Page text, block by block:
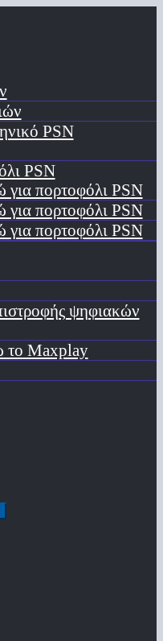
PSN
PSN
για πορτοφόλι PSN
για πορτοφόλι PSN
για πορτοφόλι PSN
ψηφιακών
το Maxplay